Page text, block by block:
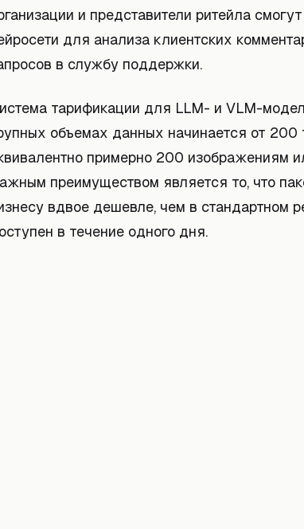
и представители ритейла
для анализа клиентских
в службу поддержки.
тарификации для LLM- и VLM-
объемах данных начинается от 200
примерно 200 изображениям
преимуществом является то, что
вдвое дешевле, чем в стандартном
в течение одного дня.